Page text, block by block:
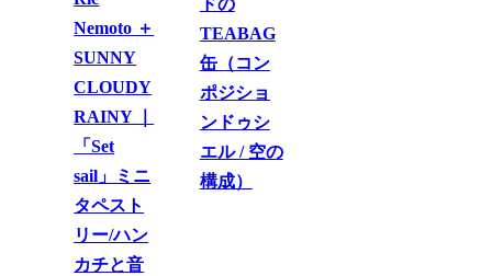
Nemoto ＋
SUNNY
CLOUDY
RAINY ｜
「Set
sail」ミニ
タペスト
リー/ハン
カチと音
ドの
TEABAG
缶（コン
ポジショ
ンドゥシ
エル / 空の
構成）